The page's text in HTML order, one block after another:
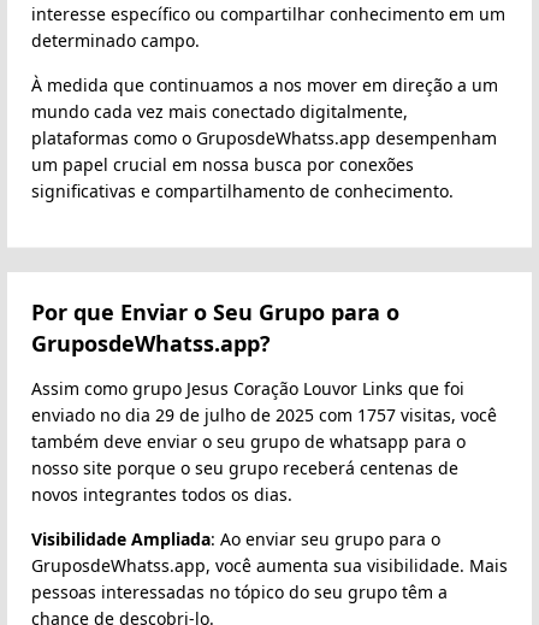
interesse específico ou compartilhar conhecimento em um
determinado campo.
À medida que continuamos a nos mover em direção a um
mundo cada vez mais conectado digitalmente,
plataformas como o GruposdeWhatss.app desempenham
um papel crucial em nossa busca por conexões
significativas e compartilhamento de conhecimento.
Por que Enviar o Seu Grupo para o
GruposdeWhatss.app?
Assim como grupo Jesus Coração Louvor Links que foi
enviado no dia 29 de julho de 2025 com 1757 visitas, você
também deve enviar o seu grupo de whatsapp para o
nosso site porque o seu grupo receberá centenas de
novos integrantes todos os dias.
Visibilidade Ampliada: Ao enviar seu grupo para o
GruposdeWhatss.app, você aumenta sua visibilidade. Mais
pessoas interessadas no tópico do seu grupo têm a
chance de descobri-lo.